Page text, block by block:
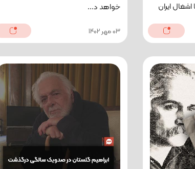
ایران
خواهد د...
03 مهر 1402